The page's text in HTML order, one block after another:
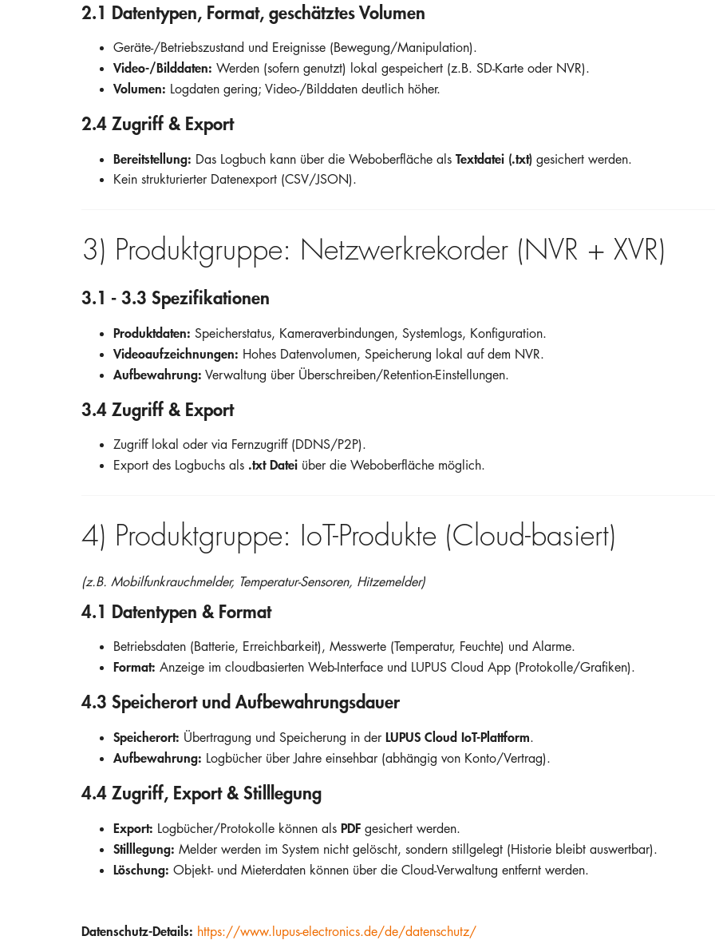
2.1 Datentypen, Format, geschätztes Volumen
Geräte-/Betriebszustand und Ereignisse (Bewegung/Manipulation).
Video-/Bilddaten: Werden (sofern genutzt) lokal gespeichert (z.B. SD-Karte oder NVR).
Volumen: Logdaten gering; Video-/Bilddaten deutlich höher.
2.4 Zugriff & Export
Bereitstellung: Das Logbuch kann über die Weboberfläche als Textdatei (.txt) gesichert werden.
Kein strukturierter Datenexport (CSV/JSON).
3) Produktgruppe: Netzwerkrekorder (NVR + XVR)
3.1 - 3.3 Spezifikationen
Produktdaten: Speicherstatus, Kameraverbindungen, Systemlogs, Konfiguration.
Videoaufzeichnungen: Hohes Datenvolumen, Speicherung lokal auf dem NVR.
Aufbewahrung: Verwaltung über Überschreiben/Retention-Einstellungen.
3.4 Zugriff & Export
Zugriff lokal oder via Fernzugriff (DDNS/P2P).
Export des Logbuchs als .txt Datei über die Weboberfläche möglich.
4) Produktgruppe: IoT-Produkte (Cloud-basiert)
(z.B. Mobilfunkrauchmelder, Temperatur-Sensoren, Hitzemelder)
4.1 Datentypen & Format
Betriebsdaten (Batterie, Erreichbarkeit), Messwerte (Temperatur, Feuchte) und Alarme.
Format: Anzeige im cloudbasierten Web-Interface und LUPUS Cloud App (Protokolle/Grafiken).
4.3 Speicherort und Aufbewahrungsdauer
Speicherort: Übertragung und Speicherung in der LUPUS Cloud IoT-Plattform.
Aufbewahrung: Logbücher über Jahre einsehbar (abhängig von Konto/Vertrag).
4.4 Zugriff, Export & Stilllegung
Export: Logbücher/Protokolle können als PDF gesichert werden.
Stilllegung: Melder werden im System nicht gelöscht, sondern stillgelegt (Historie bleibt auswertbar).
Löschung: Objekt- und Mieterdaten können über die Cloud-Verwaltung entfernt werden.
Datenschutz-Details: https://www.lupus-electronics.de/de/datenschutz/